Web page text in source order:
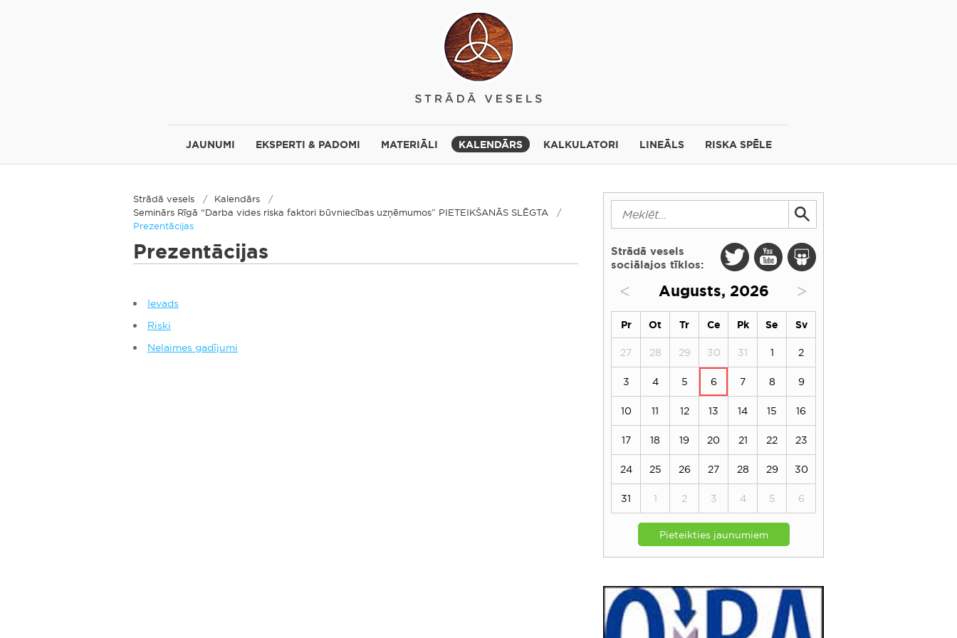
JAUNUMI EKSPERTI & PADOMI MATERIĀLI KALENDĀRS KALKULATORI LINEĀLS RISKA SPĒLE
Strādā vesels
Kalendārs
Seminārs Rīgā “Darba vides riska faktori būvniecības uzņēmumos” PIETEIKŠANĀS SLĒGTA
Prezentācijas
Prezentācijas
Ievads
Riski
Nelaimes gadījumi
Strādā vesels
sociālajos tīklos:
< Augusts, 2026 >
Pr Ot Tr Ce Pk Se Sv
27 28 29 30 31 1 2
3 4 5 6 7 8 9
10 11 12 13 14 15 16
17 18 19 20 21 22 23
24 25 26 27 28 29 30
31 1 2 3 4 5 6
Pieteikties jaunumiem